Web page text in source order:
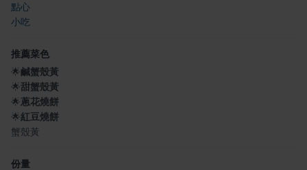
點心
小吃
推薦菜色
🌟鹹蟹殼黃
🌟甜蟹殼黃
🌟蔥花燒餅
🌟紅豆燒餅
蟹殼黃
份量